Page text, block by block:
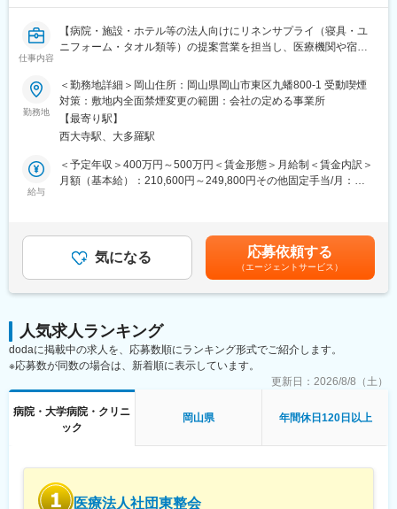
残業時間は月20～30h程想定ですが、トラブルがなければほとん
ど発生しないこともございます。
■魅力：
自分の手で工場の機械を守り会社の製品を守っているというやり
がいを感じながら働ける職場です。岡山は業務が細分化されてい
ないため幅広いスキルが身につくほか、SDGsに関わる取り組み
す。
■当社の特徴：
新しい、今でいうところの「ベンチャー」でした。社会において
必要とされる事業であると直感し、その可能性に着目。以来、病
院やホテルで使われるシーツ、白衣、そして各種産業に関わるあ
変更の範囲：無
仕事内容
【病院・施設・ホテル等の法人向けにリネンサプライ（寝具・ユ
ニフォーム・タオル類等）の提案営業を担当し、医療機関や宿泊
■業務概要
当社の企画営業職として、病院や介護施設、ホテルなどの法人顧
客に向けて、寝具・ユニフォーム・タオル類等のリース及びクリ
ーニングサービスの提案営業を担当します。顧客の課題やニーズ
を細やかにヒアリングし、最適なリネンサプライサービスを提供
することで、長期的な信頼関係の構築を目指します。
案
・顧客施設の運用実態を把握し、コスト削減や業務効率化、衛生
管理向上に寄与するサービスプランの企画・提案
速な対応
・定期的な業務報告や改善提案の実施
のリース及びクリーニング、施設の衛生管理に関する各種サービ
ス
チームで連携し、顧客対応にあたっています。
勤務地
＜勤務地詳細＞岡山住所：岡山県岡山市東区九蟠800-1 受動喫煙
対策：敷地内全面禁煙変更の範囲：会社の定める事業所
【最寄り駅】
西大寺駅、大多羅駅
給与
＜予定年収＞400万円～500万円＜賃金形態＞月給制＜賃金内訳＞
月額（基本給）：210,600円～249,800円その他固定手当/月：
手当7,000円、扶養がある場合地域手当27,000円、扶養手当1人目
10,000円別途2人目以降1人につき3,000円支給賃金はあくまでも
目安の金額であり、選考を通じて上下する可能性があります。月
給(月額)は固定手当を含めた表記です。
気になる 応募依頼する
（エージェントサービス）
人気求人ランキング
dodaに掲載中の求人を、応募数順にランキング形式でご紹介します。
※応募数が同数の場合は、新着順に表示しています。
更新日： 2026/8/8（土）
病院・大学病院・クリニ
ック
岡山県 年間休日120日以上
医療法人社団東整会